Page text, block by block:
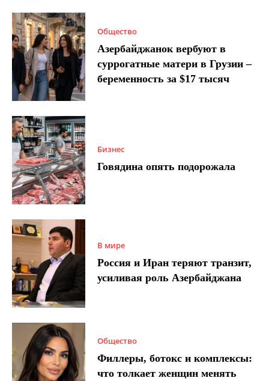
Общество
Азербайджанок вербуют в
суррогатные матери в Грузии –
беременность за $17 тысяч
Бизнес
Говядина опять подорожала
В мире
Россия и Иран теряют транзит,
усиливая роль Азербайджана
Общество
Филлеры, ботокс и комплексы:
что толкает женщин менять